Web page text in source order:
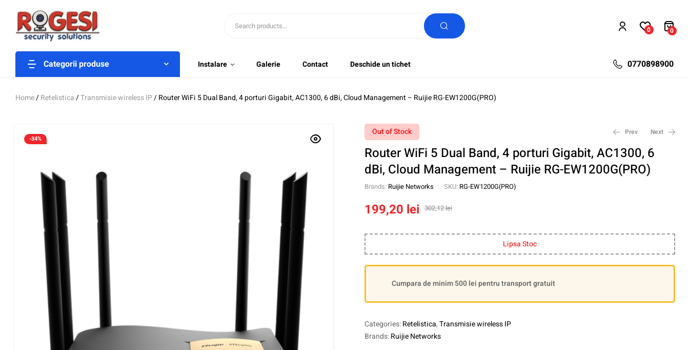
0 0
Categorii produse Instalare Galerie Contact Deschide un tichet 0770898900
Home/Retelistica/Transmisie wireless IP/ Router WiFi 5 Dual Band, 4 porturi Gigabit, AC1300, 6 dBi, Cloud Management – Ruijie RG-EW1200G(PRO)
-34%
Out of Stock Prev
814,32
663,98lei
Next
653,38
430,80lei
Router WiFi 5 Dual Band, 4 porturi Gigabit, AC1300, 6
dBi, Cloud Management – Ruijie RG-EW1200G(PRO)
Brands: Ruijie Networks SKU: RG-EW1200G(PRO)
302,12lei
199,20 lei
Lipsa Stoc
Cumpara de minim 500 lei pentru transport gratuit
Categories:Retelistica,Transmisie wireless IP
Brands:Ruijie Networks